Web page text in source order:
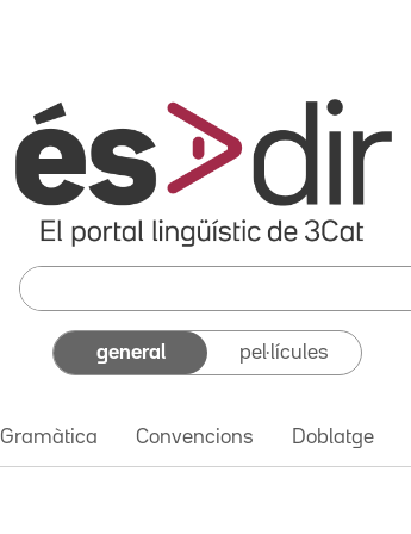
general pel·lícules
Gramàtica Convencions Doblatge